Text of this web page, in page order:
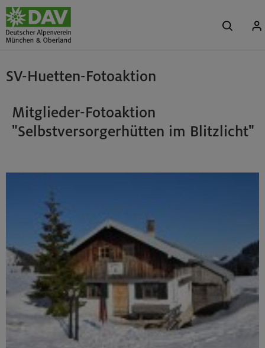
SV-Huetten-Fotoaktion
Mitglieder-Fotoaktion
"Selbstversorgerhütten im Blitzlicht"